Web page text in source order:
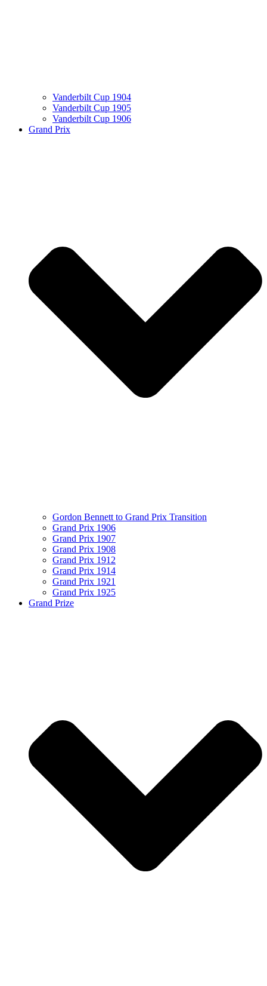
Vanderbilt Cup 1904
Vanderbilt Cup 1905
Vanderbilt Cup 1906
Grand Prix
Gordon Bennett to Grand Prix Transition
Grand Prix 1906
Grand Prix 1907
Grand Prix 1908
Grand Prix 1912
Grand Prix 1914
Grand Prix 1921
Grand Prix 1925
Grand Prize